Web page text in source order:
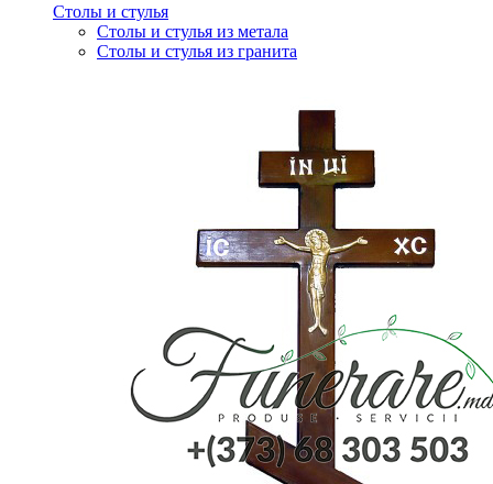
Столы и стулья
Столы и стулья из метала
Столы и стулья из гранита